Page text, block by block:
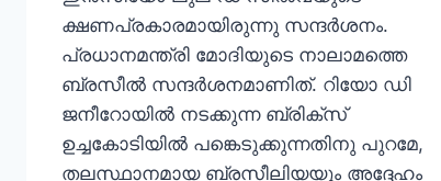
ക്ഷണപ്രകാരമായിരുന്നു സന്ദർശനം.
പ്രധാനമന്ത്രി മോദിയുടെ നാലാമത്തെ
ബ്രസീൽ സന്ദർശനമാണിത്. റിയോ ഡി
ജനീറോയിൽ നടക്കുന്ന ബ്രിക്സ്
ഉച്ചകോടിയിൽ പങ്കെടുക്കുന്നതിനു പുറമേ,
തലസ്ഥാനമായ ബ്രസീലിയയും അദ്ദേഹം